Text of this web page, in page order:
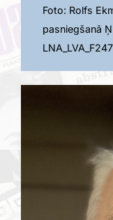
Foto: Rolfs
pasniegšanā